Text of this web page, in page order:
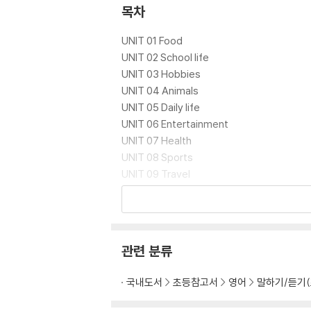
목차
UNIT 01 Food
UNIT 02 School life
UNIT 03 Hobbies
UNIT 04 Animals
UNIT 05 Daily life
UNIT 06 Entertainment
UNIT 07 Health
UNIT 08 Sports
UNIT 09 Travel
UNIT 10 IT
Vocabulary List
관련 분류
국내도서 초등참고서 영어 말하기/듣기